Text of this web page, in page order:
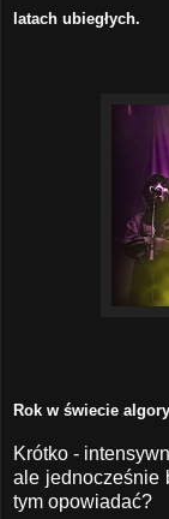
latach ubiegłych.
Rok w świecie
Krótko -
ale jednocześnie
tym opowiadać?